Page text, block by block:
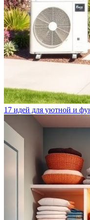
17 идей для уютной и